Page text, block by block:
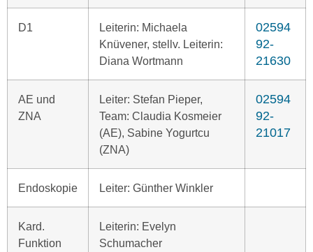
D1
Leiterin: Michaela
Knüvener, stellv. Leiterin:
Diana Wortmann
02594
92-
21630
AE und
ZNA
Leiter: Stefan Pieper,
Team: Claudia Kosmeier
(AE), Sabine Yogurtcu
(ZNA)
02594
92-
21017
Endoskopie Leiter: Günther Winkler
Kard.
Funktion
Leiterin: Evelyn
Schumacher